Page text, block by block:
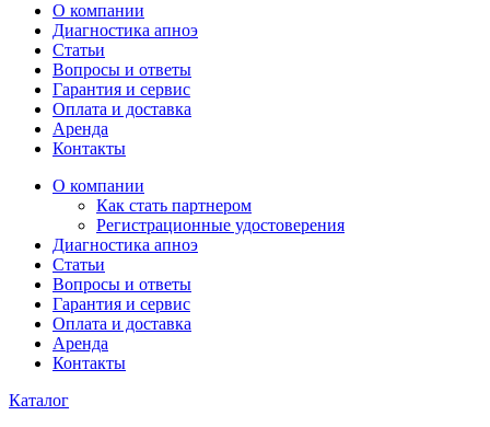
О компании
Диагностика апноэ
Статьи
Вопросы и ответы
Гарантия и сервис
Оплата и доставка
Аренда
Контакты
О компании
Как стать партнером
Регистрационные удостоверения
Диагностика апноэ
Статьи
Вопросы и ответы
Гарантия и сервис
Оплата и доставка
Аренда
Контакты
Каталог